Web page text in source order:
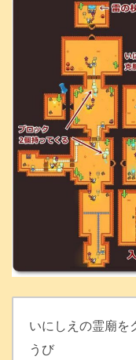
いにしえの霊廟を
うび